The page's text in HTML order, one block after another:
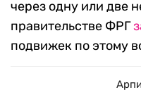
через одну или две
правительстве ФРГ
подвижек по этому